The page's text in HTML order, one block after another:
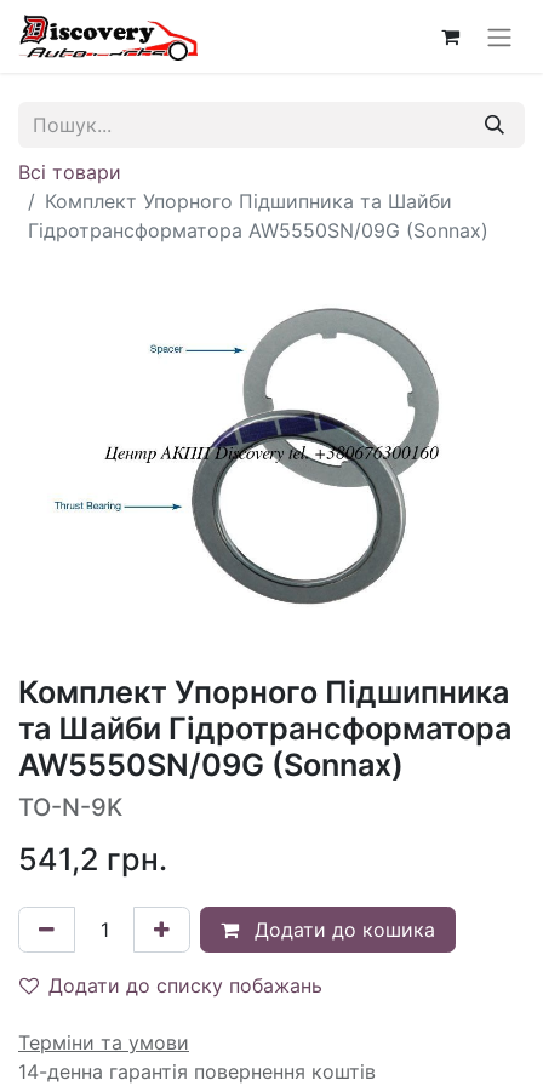
Всі товари
Комплект Упорного Підшипника та Шайби
Гідротрансформатора AW5550SN/09G (Sonnax)
Комплект Упорного Підшипника
та Шайби Гідротрансформатора
AW5550SN/09G (Sonnax)
TO-N-9K
541,2 грн.
Додати до кошика
Додати до списку побажань
Терміни та умови
14-денна гарантія повернення коштів